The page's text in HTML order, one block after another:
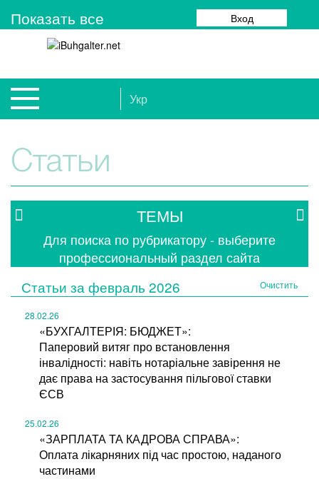
Показать все Вход
Укр
Статьи
ТЕМЫ
Для поиска по рубрикатору - выберите
профессиональный раздел сайта
Статьи за февраль 2026 Очистить
28.02.26
«БУХГАЛТЕРІЯ: БЮДЖЕТ»:
Паперовий витяг про встановлення
інвалідності: навіть нотаріальне завірення не
дає права на застосування пільгової ставки
ЄСВ
25.02.26
«ЗАРПЛАТА ТА КАДРОВА СПРАВА»:
Оплата лікарняних під час простою, наданого
частинами